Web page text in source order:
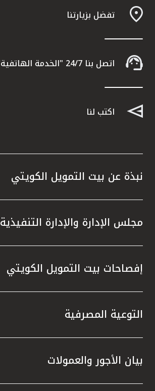
تفضل بزيارتنا
اتصل بنا 24/7 "الخدمة الهاتفية" 1803333
اكتب لنا
نبذة عن بيت التمويل الكويتي
مجلس الإدارة والإدارة التنفيذية
إفصاحات بيت التمويل الكويتي
التوعية المصرفية
بيان الأجور والعمولات